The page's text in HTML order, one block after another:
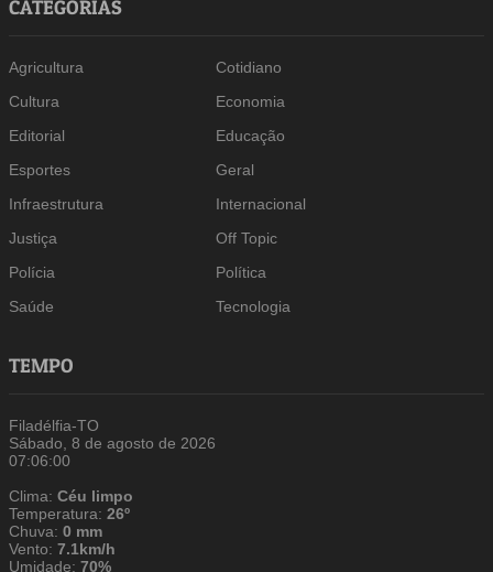
CATEGORIAS
Agricultura
Cotidiano
Cultura
Economia
Editorial
Educação
Esportes
Geral
Infraestrutura
Internacional
Justiça
Off Topic
Polícia
Política
Saúde
Tecnologia
TEMPO
Filadélfia-TO
Sábado, 8 de agosto de 2026
07:06:01
Clima:Céu limpo
Temperatura:26º
Chuva:0 mm
Vento:7.1km/h
Umidade:70%